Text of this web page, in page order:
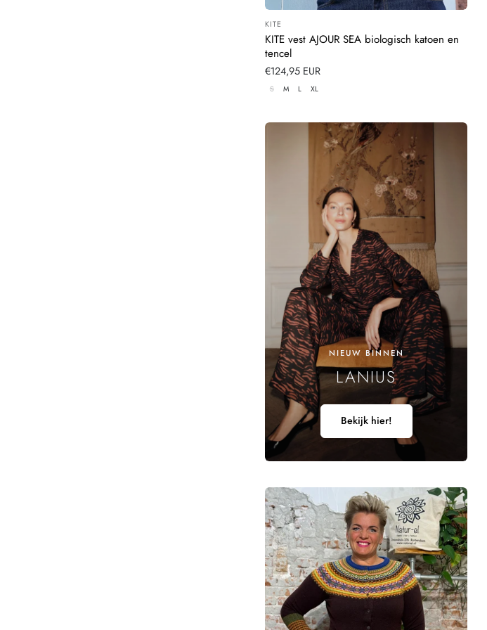
Leverancier:
KITE
KITE vest AJOUR SEA biologisch katoen en
tencel
Normale
prijs
€124,95 EUR
S M L XL
NIEUW BINNEN
LANIUS
Bekijk hier!